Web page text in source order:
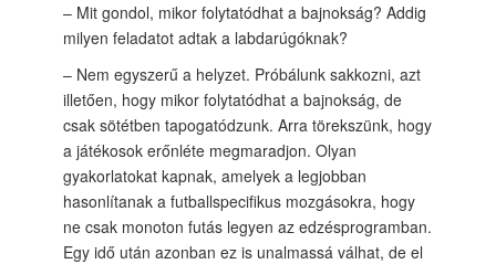
– Mit gondol, mikor folytatódhat a bajnokság? Addig
milyen feladatot adtak a labdarúgóknak?
– Nem egyszerű a helyzet. Próbálunk sakkozni, azt
illetően, hogy mikor folytatódhat a bajnokság, de
csak sötétben tapogatódzunk. Arra törekszünk, hogy
a játékosok erőnléte megmaradjon. Olyan
gyakorlatokat kapnak, amelyek a legjobban
hasonlítanak a futballspecifikus mozgásokra, hogy
ne csak monoton futás legyen az edzésprogramban.
Egy idő után azonban ez is unalmassá válhat, de el